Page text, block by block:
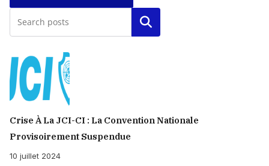
Rechercher
Crise À La JCI-CI : La Convention Nationale
Provisoirement Suspendue
10 juillet 2024